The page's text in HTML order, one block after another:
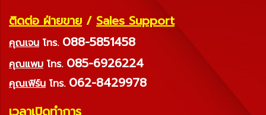
ติดต่อ ฝ่ายขาย / Sales Support
คุณเจน โทร. 088-5851458
คุณแพม โทร. 085-6926224
คุณเฟิร์น โทร. 062-8429978
เวลาเปิดทำการ